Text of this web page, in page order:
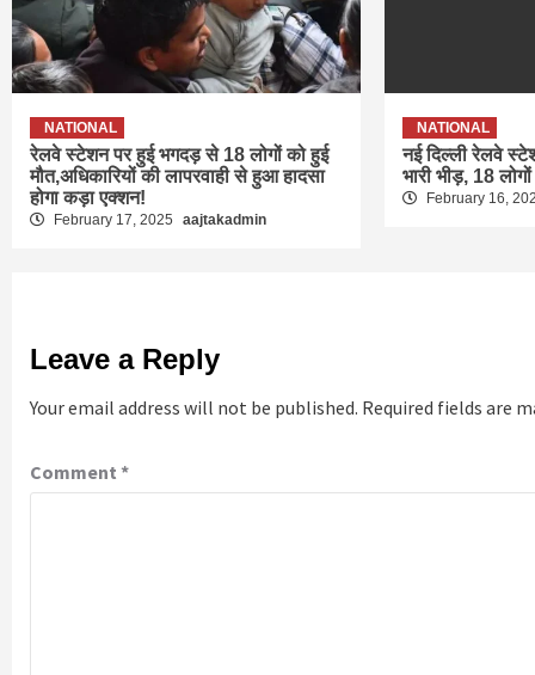
NATIONAL
रेलवे स्टेशन पर हुई भगदड़ से 18 लोगों को हुई
मौत,अधिकारियों की लापरवाही से हुआ हादसा
होगा कड़ा एक्शन!
February 17, 2025 aajtakadmin
NATIONAL
नई दिल्ली रेलवे
भारी भीड़, 18
February 16,
Leave a Reply
Your email address will not be published. Required fields are
Comment *